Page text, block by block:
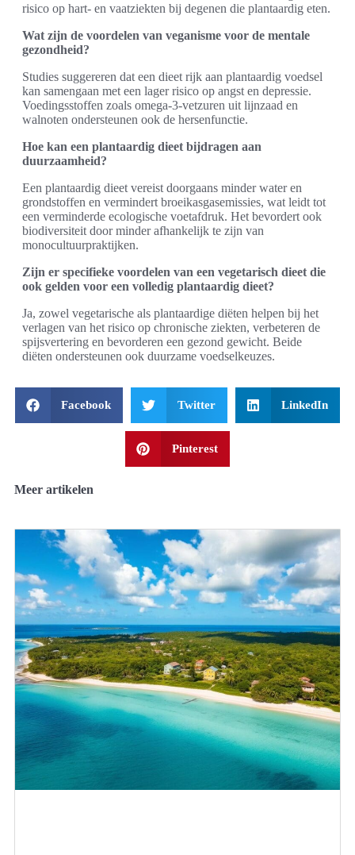
risico op hart- en vaatziekten bij degenen die plantaardig eten.
Wat zijn de voordelen van veganisme voor de mentale
gezondheid?
Studies suggereren dat een dieet rijk aan plantaardig voedsel
kan samengaan met een lager risico op angst en depressie.
Voedingsstoffen zoals omega-3-vetzuren uit lijnzaad en
walnoten ondersteunen ook de hersenfunctie.
Hoe kan een plantaardig dieet bijdragen aan
duurzaamheid?
Een plantaardig dieet vereist doorgaans minder water en
grondstoffen en vermindert broeikasgasemissies, wat leidt tot
een verminderde ecologische voetafdruk. Het bevordert ook
biodiversiteit door minder afhankelijk te zijn van
monocultuurpraktijken.
Zijn er specifieke voordelen van een vegetarisch dieet die
ook gelden voor een volledig plantaardig dieet?
Ja, zowel vegetarische als plantaardige diëten helpen bij het
verlagen van het risico op chronische ziekten, verbeteren de
spijsvertering en bevorderen een gezond gewicht. Beide
diëten ondersteunen ook duurzame voedselkeuzes.
Facebook Twitter LinkedIn
Pinterest
Meer artikelen